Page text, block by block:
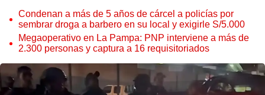
Condenan a más de 5 años de cárcel a policías por
sembrar droga a barbero en su local y exigirle S/5.000
Megaoperativo en La Pampa: PNP interviene a más de
2.300 personas y captura a 16 requisitoriados